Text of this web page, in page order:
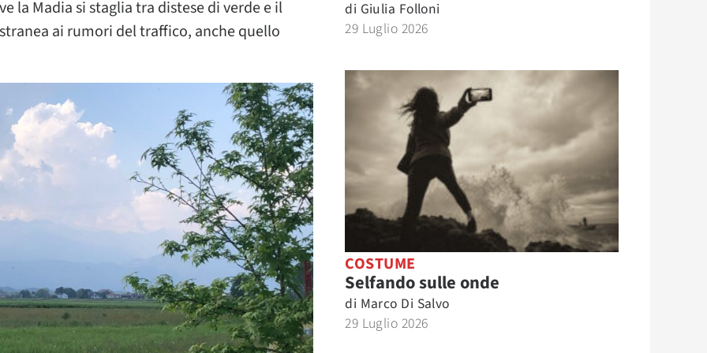
la Madia si staglia tra distese di verde e il
ai rumori del traffico, anche quello
di Giulia Folloni
29 Luglio 2026
COSTUME
Selfando sulle onde
di Marco Di Salvo
29 Luglio 2026